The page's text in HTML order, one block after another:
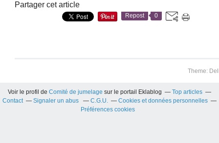
Partager cet article
Repost 0
Theme:
Voir le profil de Comité de jumelage sur le portail Eklablog
Top articles
Contact
Signaler un abus C.G.U.
Cookies et données personnelles
Préférences cookies